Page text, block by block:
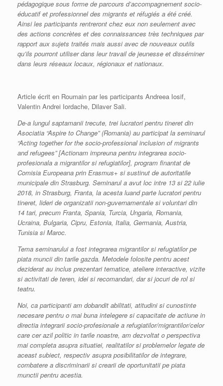
pédagogique sous forme de parcours d’accompagnement socio-
éducatif et professionnel des migrants et réfugiés a été créé.
Ainsi les participants rentreront chez eux non seulement avec
des actions concrètes et des connaissances très techniques par
rapport aux sujets traités mais aussi avec de nouveaux outils
qu’ils pourront utiliser dans leur travail de jeunesse et disséminer
dans leurs réseaux locaux, régionaux et nationaux.
Article écrit en Roumain par les participants Andreea Iosif,
Valentin Andrei Iordache, Dilaver Sali.
De-a lungul saptamanii trecute, trei lucratori pentru tineret din
Asociatia “Aspire to Change” (Romania) au participat la seminarul
“Acting together for the socio-professional inclusion of migrants
and refugees” [Actionam impreuna pentru integrarea socio-
profesionala a migrantilor si refugiatilor], program finantat de
Comisia Europeana prin Erasmus+ si sustinut de autoritatile
municipale din Strasburg. Seminarul a avut loc intre 13 si 22 iulie
2018, in Strasburg, Franta, la acesta luand parte lucratori pentru
tineret, lideri de organizatii non-guvernamentale si voluntari din
14 tari, precum Franta, Spania, Turcia, Ungaria, Romania,
Ucraina, Bulgaria, Cipru, Estonia, Italia, Germania, Austria,
Tunisia si Maroc.
Tema seminarului a fost integrarea migrantilor si refugiatilor pe
piata muncii din tarile gazda. Metodele folosite pentru acest
deziderat au inclus prezentari tematice, ateliere interactive, vizite
si activitati de teren, idei si recomandari, dar si jocuri de rol si
teatru.
Noi, ca participanti am dobandit abilitati, atitudini si cunostinte
necesare pentru o mai buna intelegere si capacitate de actiune in
directia integrarii socio-profesionale a refugiatilor/migrantilor/celor
care cer azil politic in tarile noastre, am dezvoltat o perspectiva
mai completa asupra situatiei, realitatilor si problemelor legate de
aceast subiect, respectiv asupra posibilitatilor de integrare,
combatere a discriminarii si crearii de oportunitatii pe piata
munctii pentru acestia.